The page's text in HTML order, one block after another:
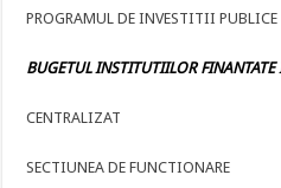
PROGRAMUL DE INVESTITII PUBLICE
BUGETUL INSTITUTIILOR
CENTRALIZAT
SECTIUNEA DE FUNCTIONARE